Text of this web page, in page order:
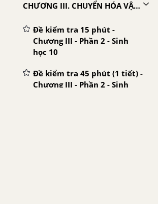
CHƯƠNG III. CHUYỂN HÓA VẬT CHẤT VÀ NĂNG LƯỢNG TRONG TẾ BÀO
Đề kiểm tra 15 phút -
Chương III - Phần 2 - Sinh
học 10
Đề kiểm tra 45 phút (1 tiết) -
Chương III - Phần 2 - Sinh